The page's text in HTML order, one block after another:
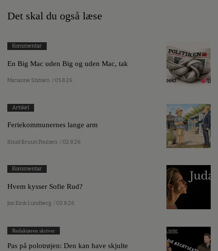
Det skal du også læse
Kommentar
En Big Mac uden Big og uden Mac, tak
Marianne Stidsen / 05.8.26
Artikel
Feriekommunernes lange arm
Knud Bruun Poulsen / 02.8.26
Kommentar
Hvem kysser Sofie Rud?
Jon Eirik Lundberg / 02.8.26
Redaktøren skriver
Pas på polotrøjen: Den kan have skjulte